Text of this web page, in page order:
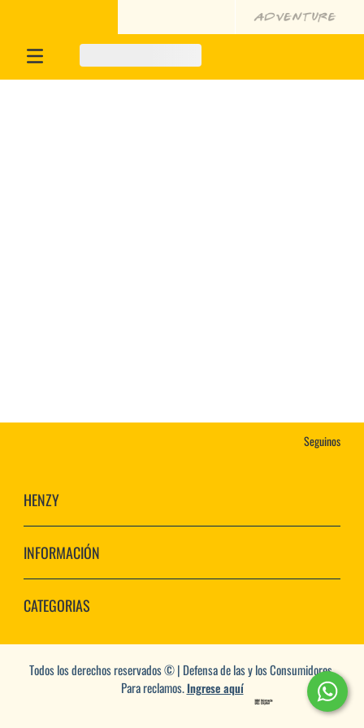
Seguinos
HENZY
INFORMACIÓN
CATEGORIAS
Todos los derechos reservados © | Defensa de las y los Consumidores.
Para reclamos.Ingrese aquí